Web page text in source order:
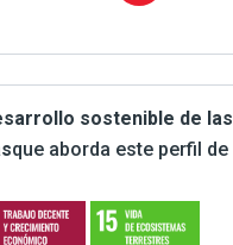
sostenible de las
que aborda este perfil de